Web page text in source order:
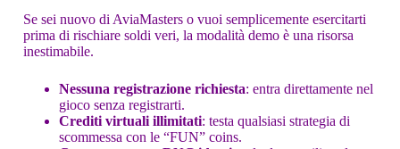
Se sei nuovo di AviaMasters o vuoi semplicemente esercitarti
prima di rischiare soldi veri, la modalità demo è una risorsa
inestimabile.
Nessuna registrazione richiesta: entra direttamente nel
gioco senza registrarti.
Crediti virtuali illimitati: testa qualsiasi strategia di
scommessa con le “FUN” coins.